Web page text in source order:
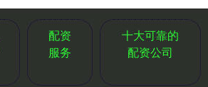
配资
服务
十大可靠的
配资公司